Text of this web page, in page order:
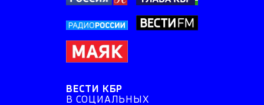
ВЕСТИ КБР
В СОЦИАЛЬНЫХ